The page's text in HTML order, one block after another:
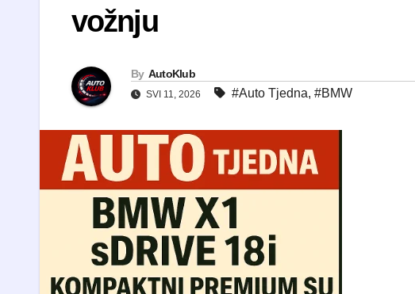
vožnju
By AutoKlub
SVI 11, 2026 #Auto Tjedna, #BMW